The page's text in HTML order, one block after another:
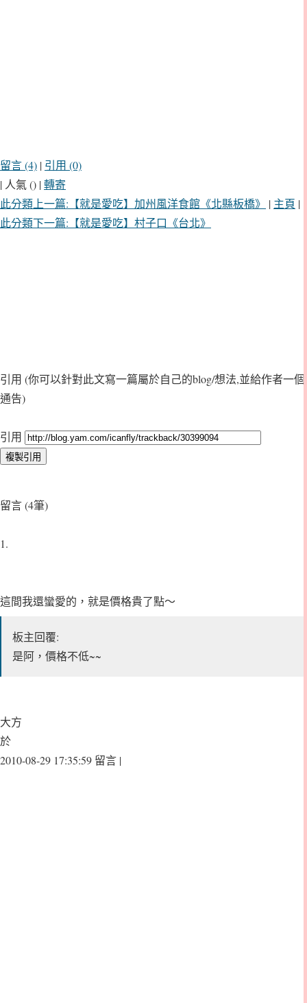
留言 (4) | 引用 (0)
| 人氣 () |轉寄
此分類上一篇:【就是愛吃】加州風洋食館《北縣板橋》
| 主頁 |
此分類下一篇:【就是愛吃】村子口《台北》
引用 (你可以針對此文寫一篇屬於自己的blog/想法,並給作者一個
通告)
引用
留言 (4筆)
1.
這間我還蠻愛的，就是價格貴了點～
板主回覆:
是阿，價格不低~~
大方
於
2010-08-29 17:35:59 留言 |